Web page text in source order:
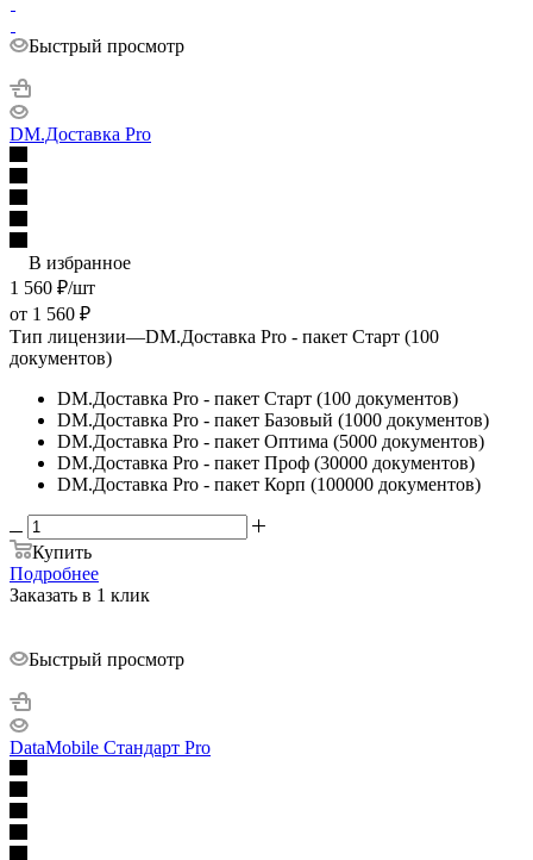
Быстрый просмотр
DM.Доставка Pro
В избранное
1 560 ₽/шт
от 1 560 ₽
Тип лицензии—DM.Доставка Pro - пакет Старт (100
документов)
DM.Доставка Pro - пакет Старт (100 документов)
DM.Доставка Pro - пакет Базовый (1000 документов)
DM.Доставка Pro - пакет Оптима (5000 документов)
DM.Доставка Pro - пакет Проф (30000 документов)
DM.Доставка Pro - пакет Корп (100000 документов)
Купить
Подробнее
Заказать в 1 клик
Быстрый просмотр
DataMobile Стандарт Pro